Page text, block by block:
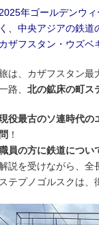
2025年ゴールデンウ
く、中央アジアの鉄道
カザフスタン・ウズベ
は、カザフスタン最
路、 北の鉱床の町ス
役最古のソ連時代の
問 ！
員の方に鉄道につい
説を受けながら、全
ステプノゴルスクは、